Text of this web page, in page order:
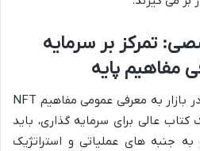
تمرکز بر سرمایه
مفاهیم پایه
بسیاری از کتاب های موجود در بازار به معرفی عمومی مفاهیم NFT
عالی برای سرمایه گذاری، باید
به جنبه های عملیاتی و استراتژیک